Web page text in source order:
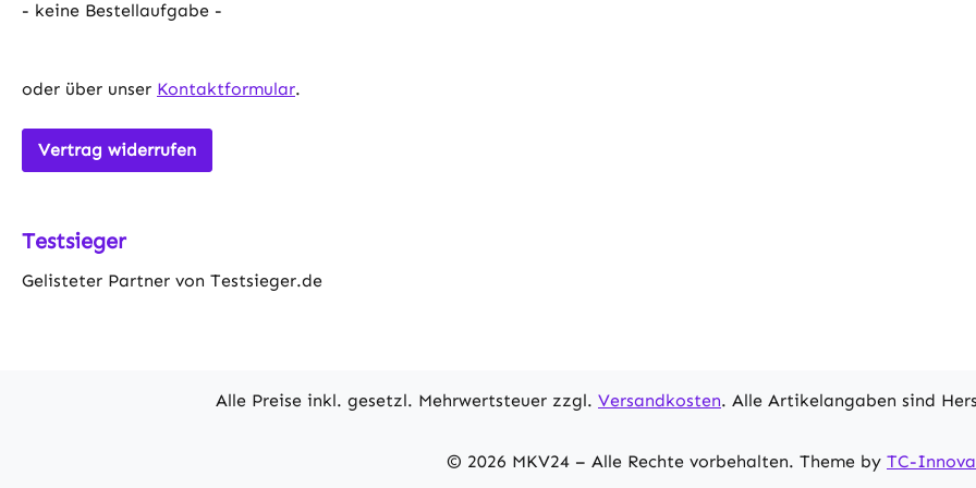
- keine Bestellaufgabe -
oder über unser Kontaktformular.
Vertrag widerrufen
Testsieger
Gelisteter Partner von Testsieger.de
Alle Preise inkl. gesetzl. Mehrwertsteuer zzgl. Versandkosten. Alle Artikelangaben sind
© 2026 MKV24 – Alle Rechte vorbehalten. Theme by TC-